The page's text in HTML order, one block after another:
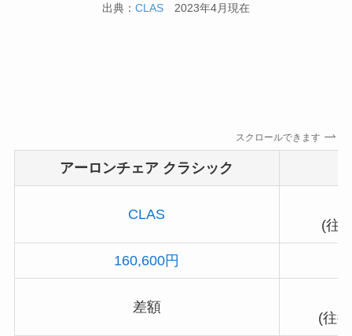
出典： CLAS 2023年4月現在
スクロールできます
アーロンチェア クラシック
CLAS
(往
160,600円
差額
(往